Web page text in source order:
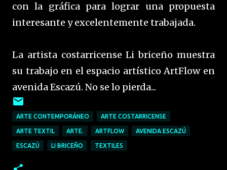
con la gráfica para lograr una propuesta
interesante y excelentemente trabajada.
La artista costarricense Li briceño muestra
su trabajo en el espacio artístico ArtFlow en
avenida Escazú. No se lo pierda...
ARTE CONTEMPORÁNEO ARTE COSTARRICENSE
ARTE TEXTIL ARTE. ARTFLOW AVENIDA ESCAZÚ
ESCAZÚ LI BRICEÑO TEXTILES